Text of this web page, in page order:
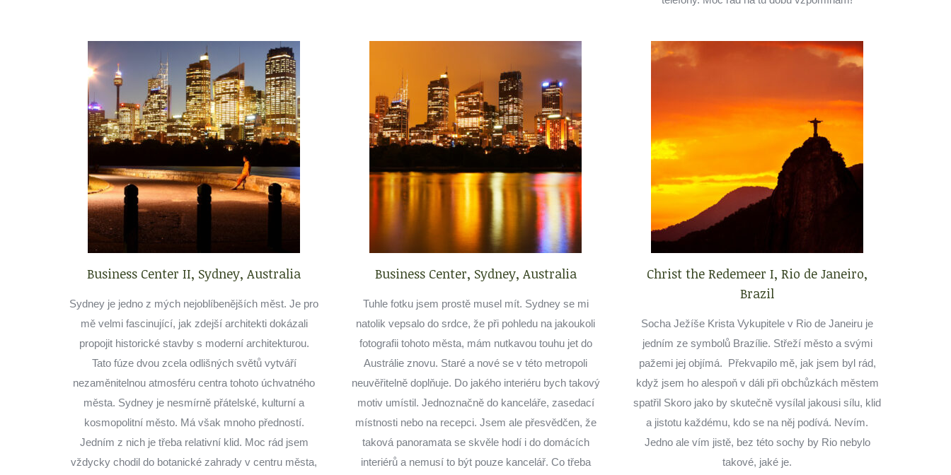
Business Center II, Sydney, Australia
Sydney je jedno z mých nejoblíbenějších měst. Je pro
mě velmi fascinující, jak zdejší architekti dokázali
propojit historické stavby s moderní architekturou.
Tato fúze dvou zcela odlišných světů vytváří
nezaměnitelnou atmosféru centra tohoto úchvatného
města. Sydney je nesmírně přátelské, kulturní a
kosmopolitní město. Má však mnoho předností.
Jedním z nich je třeba relativní klid. Moc rád jsem
vždycky chodil do botanické zahrady v centru města,
Business Center, Sydney, Australia
Tuhle fotku jsem prostě musel mít. Sydney se mi
natolik vepsalo do srdce, že při pohledu na jakoukoli
fotografii tohoto města, mám nutkavou touhu jet do
Austrálie znovu. Staré a nové se v této metropoli
neuvěřitelně doplňuje. Do jakého interiéru bych takový
motiv umístil. Jednoznačně do kanceláře, zasedací
místnosti nebo na recepci. Jsem ale přesvědčen, že
taková panoramata se skvěle hodí i do domácích
interiérů a nemusí to být pouze kancelář. Co třeba
Christ the Redemeer I, Rio de Janeiro,
Brazil
Socha Ježíše Krista Vykupitele v Rio de Janeiru je
jedním ze symbolů Brazílie. Střeží město a svými
pažemi jej objímá. Překvapilo mě, jak jsem byl rád,
když jsem ho alespoň v dáli při obchůzkách městem
spatřil Skoro jako by skutečně vysílal jakousi sílu, klid
a jistotu každému, kdo se na něj podívá. Nevím.
Jedno ale vím jistě, bez této sochy by Rio nebylo
takové, jaké je.